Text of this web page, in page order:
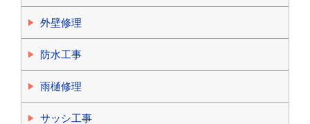
外壁修理
防水工事
雨樋修理
サッシ工事